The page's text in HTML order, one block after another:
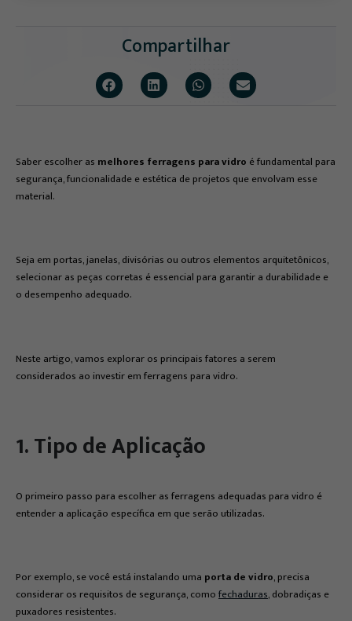
Compartilhar
Saber escolher as melhores ferragens para vidro é fundamental para
segurança, funcionalidade e estética de projetos que envolvam esse
material.
Seja em portas, janelas, divisórias ou outros elementos arquitetônicos,
selecionar as peças corretas é essencial para garantir a durabilidade e
o desempenho adequado.
Neste artigo, vamos explorar os principais fatores a serem
considerados ao investir em ferragens para vidro.
1. Tipo de Aplicação
O primeiro passo para escolher as ferragens adequadas para vidro é
entender a aplicação específica em que serão utilizadas.
Por exemplo, se você está instalando uma porta de vidro, precisa
considerar os requisitos de segurança, comofechaduras, dobradiças e
puxadores resistentes.